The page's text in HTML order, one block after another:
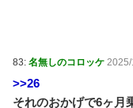
83: 名無しのコロッケ
>>26
それのおかげで6ヶ月